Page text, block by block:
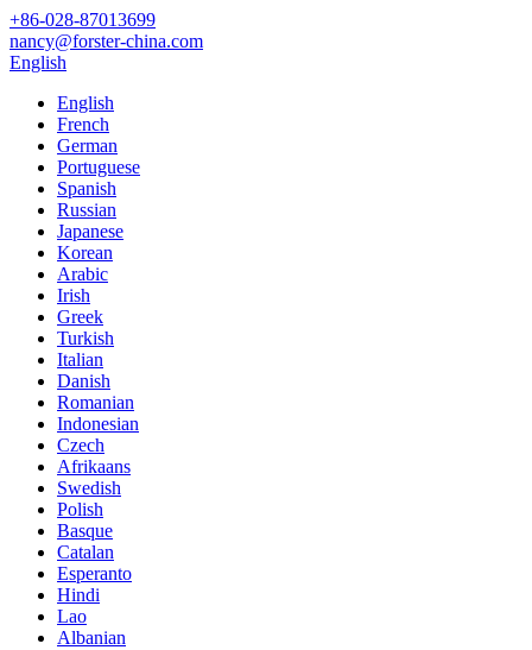
+86-028-87013699
nancy@forster-china.com
English
English
French
German
Portuguese
Spanish
Russian
Japanese
Korean
Arabic
Irish
Greek
Turkish
Italian
Danish
Romanian
Indonesian
Czech
Afrikaans
Swedish
Polish
Basque
Catalan
Esperanto
Hindi
Lao
Albanian